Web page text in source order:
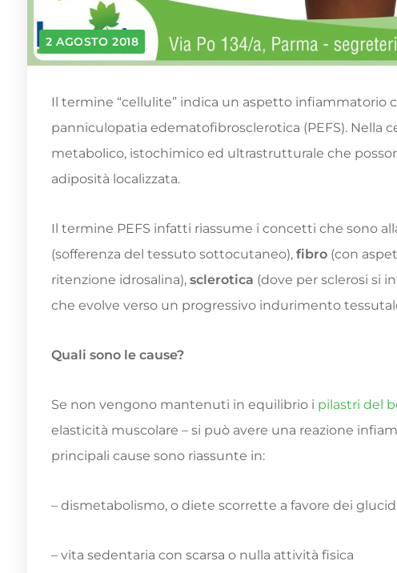
2 AGOSTO 2018
Il termine “cellulite” indica un aspetto infiammatorio
panniculopatia edematofibrosclerotica (PEFS). Nella
metabolico, istochimico ed ultrastrutturale che
adiposità localizzata.
Il termine PEFS infatti riassume i concetti che sono
(sofferenza del tessuto sottocutaneo), fibro (con
ritenzione idrosalina), sclerotica (dove per sclerosi si
che evolve verso un progressivo indurimento
Quali sono le cause?
Se non vengono mantenuti in equilibrio i pilastri del
elasticità muscolare – si può avere una reazione
principali cause sono riassunte in:
– dismetabolismo, o diete scorrette a favore dei
– vita sedentaria con scarsa o nulla attività fisica